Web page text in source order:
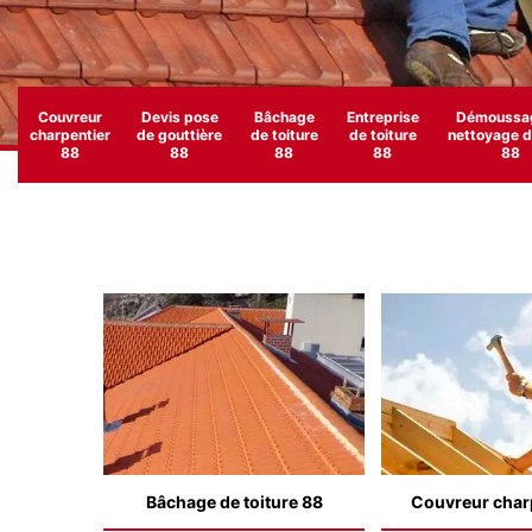
Couvreur
charpentier
88
Devis pose
de gouttière
88
Bâchage
de toiture
88
Entreprise
de toiture
88
nettoyage
88
Bâchage de toiture 88 Couvreur